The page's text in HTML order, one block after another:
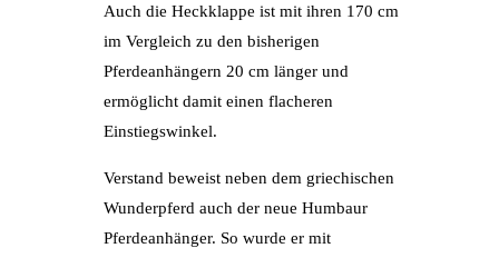
Auch die Heckklappe ist mit ihren 170 cm
im Vergleich zu den bisherigen
Pferdeanhängern 20 cm länger und
ermöglicht damit einen flacheren
Einstiegswinkel.
Verstand beweist neben dem griechischen
Wunderpferd auch der neue Humbaur
Pferdeanhänger. So wurde er mit